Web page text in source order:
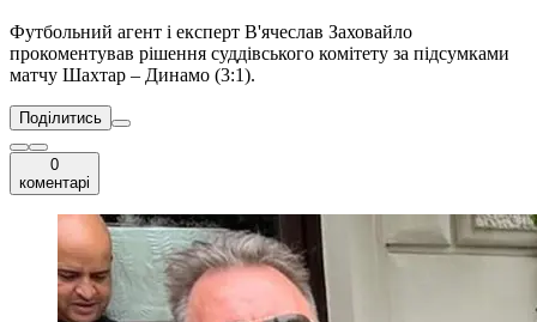
Футбольний агент і експерт В'ячеслав Заховайло
прокоментував рішення суддівського комітету за підсумками
матчу Шахтар – Динамо (3:1).
Поділитись
0
коментарі